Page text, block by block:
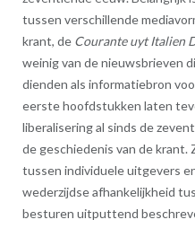
tussen verschillende
krant, de Courante uyt Italien
weinig van de nieuwsbrieven
dienden als informatiebron
eerste hoofdstukken laten
liberalisering al sinds de
de geschiedenis van de
tussen individuele uitgevers
wederzijdse afhankelijkheid
besturen uitputtend